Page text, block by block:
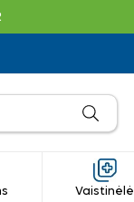
Vaistinėlė